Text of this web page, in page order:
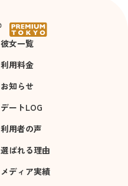
彼女一覧
利用料金
お知らせ
デートLOG
利用者の声
選ばれる理由
メディア実績